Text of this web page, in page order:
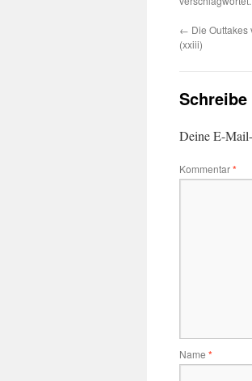
← Die Outtakes
(xxiii)
Deine E-
Kommentar*
Name *